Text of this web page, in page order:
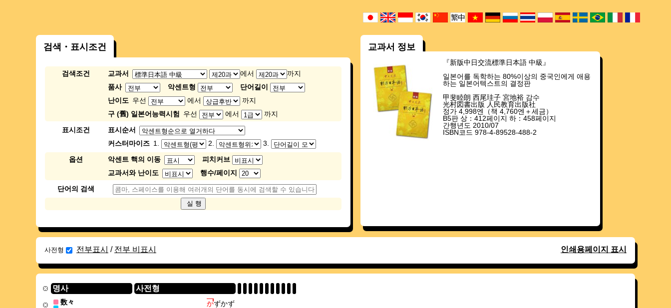
검색・표시조건
검색조건 교과서 에서
까지
품사
악센트형
단어길이
난이도 우선 에서
까지
구 (舊) 일본어능력시험
우선 에서
까지
표시조건
표시순서
커스터마이즈 1. 2.
3.
옵션
악센트 핵의 이동
피치커브
교과서와 난이도
행수/페이지
단어의 검색
교과서 정보
『新版中日交流標準日本語 中級』
일본어를 독학하는 80%이상의 중국인에게 애용
하는 일본어텍스트의 결정판
甲斐睦朗 西尾珪子 宮地裕 감수
光村図書出版 人民教育出版社
정가 4,998엔（책 4,760엔＋세금）
B5판 상：412페이지 하：458페이지
간행년도 2010/07
ISBN코드 978-4-89528-488-2
사전형 전부표시 / 전부 비표시 인쇄용페이지 표시
명사 사전형
数々 かずかず